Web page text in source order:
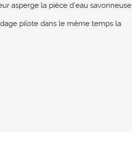
asperge la pièce d’eau savonneuse.
pilote dans le même temps la